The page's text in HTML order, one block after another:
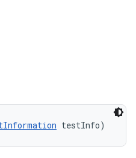
testInfo)